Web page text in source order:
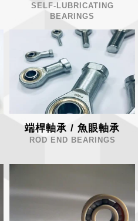
SELF-LUBRICATING
BEARINGS
端桿軸承 / 魚眼軸承
ROD END BEARINGS